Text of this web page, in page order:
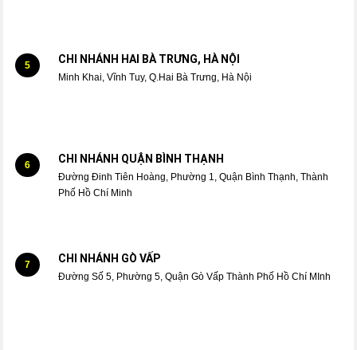
5 CHI NHÁNH HAI BÀ TRƯNG, HÀ NỘI
Minh Khai, Vĩnh Tuy, Q.Hai Bà Trưng, Hà Nội
6 CHI NHÁNH QUẬN BÌNH THẠNH
Đường Đinh Tiên Hoàng, Phường 1, Quận Bình Thạnh, Thành
Phố Hồ Chí Minh
7 CHI NHÁNH GÒ VẤP
Đường Số 5, Phường 5, Quận Gò Vấp Thành Phố Hồ Chí MInh